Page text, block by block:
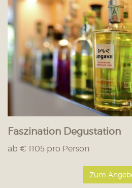
Faszination Degustation
ab € 1105 pro Person
Zum